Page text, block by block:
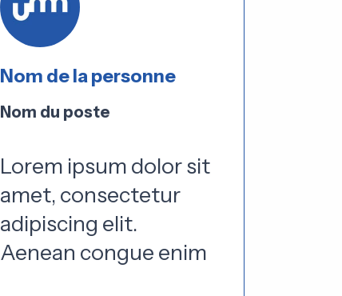
Nom de la personne
Nom du poste
Lorem ipsum dolor sit
amet, consectetur
adipiscing elit.
Aenean congue enim